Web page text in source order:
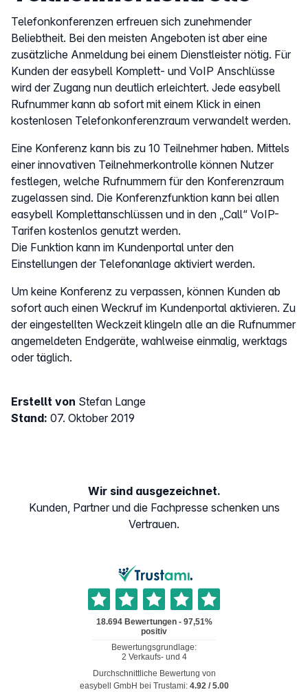
Telefonkonferenzen erfreuen sich zunehmender
Beliebtheit. Bei den meisten Angeboten ist aber eine
zusätzliche Anmeldung bei einem Dienstleister nötig. Für
Kunden der easybell Komplett- und VoIP Anschlüsse
wird der Zugang nun deutlich erleichtert. Jede easybell
Rufnummer kann ab sofort mit einem Klick in einen
kostenlosen Telefonkonferenzraum verwandelt werden.
Eine Konferenz kann bis zu 10 Teilnehmer haben. Mittels
einer innovativen Teilnehmerkontrolle können Nutzer
festlegen, welche Rufnummern für den Konferenzraum
zugelassen sind. Die Konferenzfunktion kann bei allen
easybell Komplettanschlüssen und in den „Call“ VoIP-
Tarifen kostenlos genutzt werden.
Die Funktion kann im Kundenportal unter den
Einstellungen der Telefonanlage aktiviert werden.
Um keine Konferenz zu verpassen, können Kunden ab
sofort auch einen Weckruf im Kundenportal aktivieren. Zu
der eingestellten Weckzeit klingeln alle an die Rufnummer
angemeldeten Endgeräte, wahlweise einmalig, werktags
oder täglich.
Erstellt von Stefan Lange
Stand: 07. Oktober 2019
Wir sind ausgezeichnet.
Kunden, Partner und die Fachpresse schenken uns
Vertrauen.
Durchschnittliche Bewertung von
easybell GmbH bei Trustami: 4.92/ 5.00